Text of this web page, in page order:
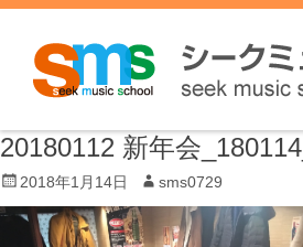
20180112 新年会
P
o
2018年1月14日
A
u
t
sms0729